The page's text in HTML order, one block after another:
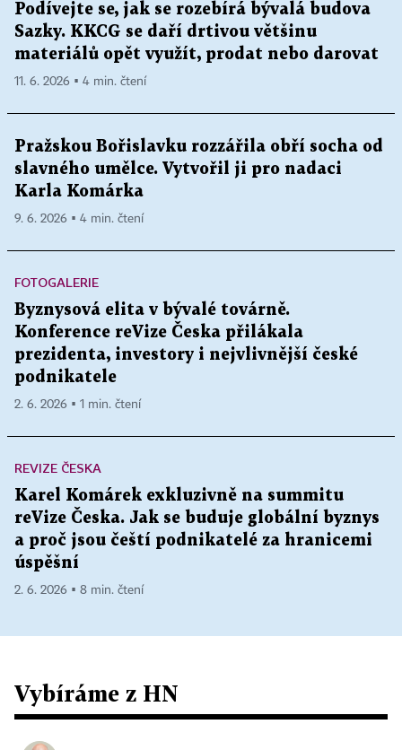
Podívejte se, jak se rozebírá bývalá budova
Sazky. KKCG se daří drtivou většinu
materiálů opět využít, prodat nebo darovat
11. 6. 2026 ▪ 4 min. čtení
Pražskou Bořislavku rozzářila obří socha od
slavného umělce. Vytvořil ji pro nadaci
Karla Komárka
9. 6. 2026 ▪ 4 min. čtení
FOTOGALERIE
Byznysová elita v bývalé továrně.
Konference reVize Česka přilákala
prezidenta, investory i nejvlivnější české
podnikatele
2. 6. 2026 ▪ 1 min. čtení
REVIZE ČESKA
Karel Komárek exkluzivně na summitu
reVize Česka. Jak se buduje globální byznys
a proč jsou čeští podnikatelé za hranicemi
úspěšní
2. 6. 2026 ▪ 8 min. čtení
Vybíráme z HN